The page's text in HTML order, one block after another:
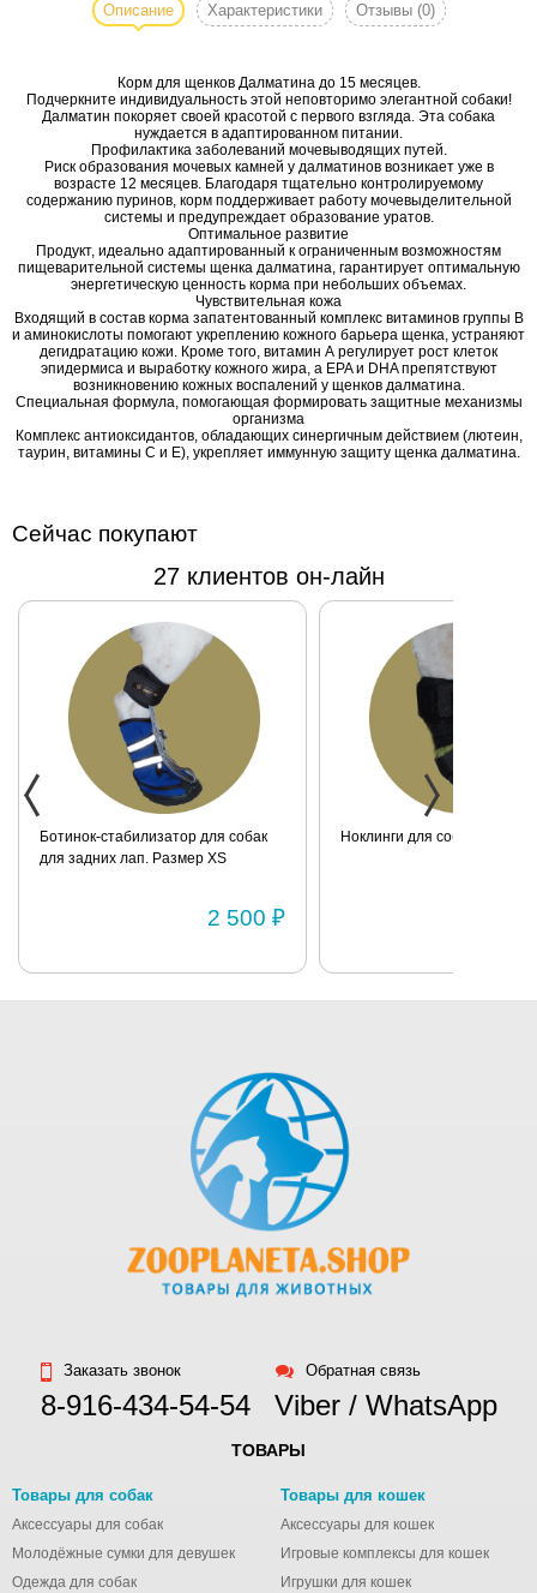
упаковки:
Описание Характеристики Отзывы (0)
Корм для щенков Далматина до 15 месяцев.
Подчеркните индивидуальность этой неповторимо элегантной собаки!
Далматин покоряет своей красотой с первого взгляда. Эта собака
нуждается в адаптированном питании.
Профилактика заболеваний мочевыводящих путей.
Риск образования мочевых камней у далматинов возникает уже в
возрасте 12 месяцев. Благодаря тщательно контролируемому
содержанию пуринов, корм поддерживает работу мочевыделительной
системы и предупреждает образование уратов.
Оптимальное развитие
Продукт, идеально адаптированный к ограниченным возможностям
пищеварительной системы щенка далматина, гарантирует оптимальную
энергетическую ценность корма при небольших объемах.
Чувствительная кожа
Входящий в состав корма запатентованный комплекс витаминов группы В
и аминокислоты помогают укреплению кожного барьера щенка, устраняют
дегидратацию кожи. Кроме того, витамин А регулирует рост клеток
эпидермиса и выработку кожного жира, а EPA и DHA препятствуют
возникновению кожных воспалений у щенков далматина.
Специальная формула, помогающая формировать защитные механизмы
организма
Комплекс антиоксидантов, обладающих синергичным действием (лютеин,
таурин, витамины С и Е), укрепляет иммунную защиту щенка далматина.
Сейчас покупают
27 клиентов он-лайн
Ноклинги для собаки. Размер XXS
1 950 ₽
Ботинок-стабилизатор для
Заказать звонок
8-916-434-54-54
Обратная связь
Viber / WhatsApp
ТОВАРЫ
Товары для собак
Аксессуары для собак
Молодёжные сумки для девушек
Одежда для собак
Товары для кошек
Аксессуары для кошек
Игровые комплексы для кошек
Игрушки для кошек